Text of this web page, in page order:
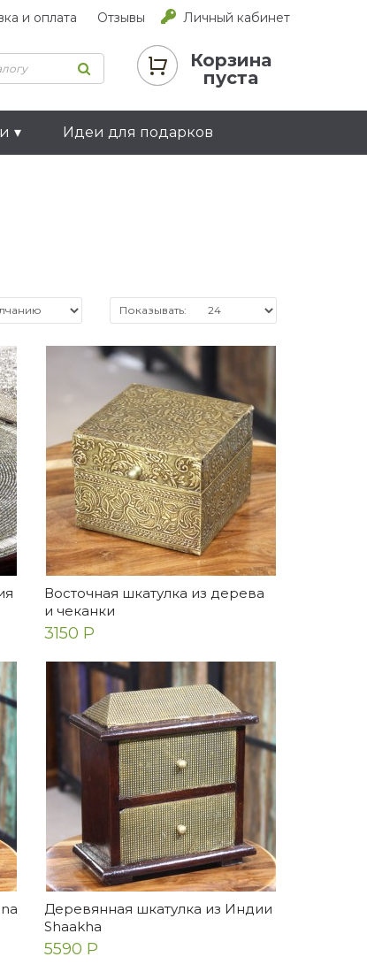
и оплата Отзывы Личный кабинет
Корзина
пуста
Идеи для подарков
Показывать:
Восточная шкатулка из дерева
и чеканки
3150 Р
Деревянная шкатулка из Индии
Shaakha
5590 Р